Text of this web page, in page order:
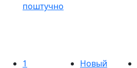
поштучно
1
Новый